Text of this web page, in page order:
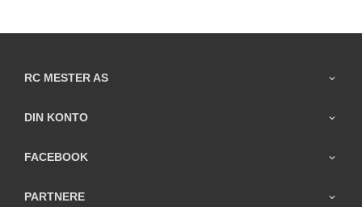
RC MESTER AS
DIN KONTO
FACEBOOK
PARTNERE